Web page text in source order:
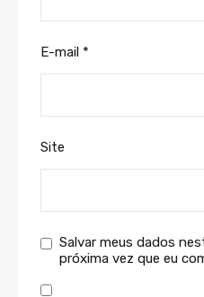
E-mail *
Site
Salvar meus dados
próxima vez que eu